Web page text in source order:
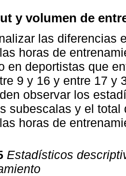
y volumen de
las diferencias
horas de
en deportistas que
9 y 16 y entre 17 y
observar los
subescalas y el
horas de
Estadísticos